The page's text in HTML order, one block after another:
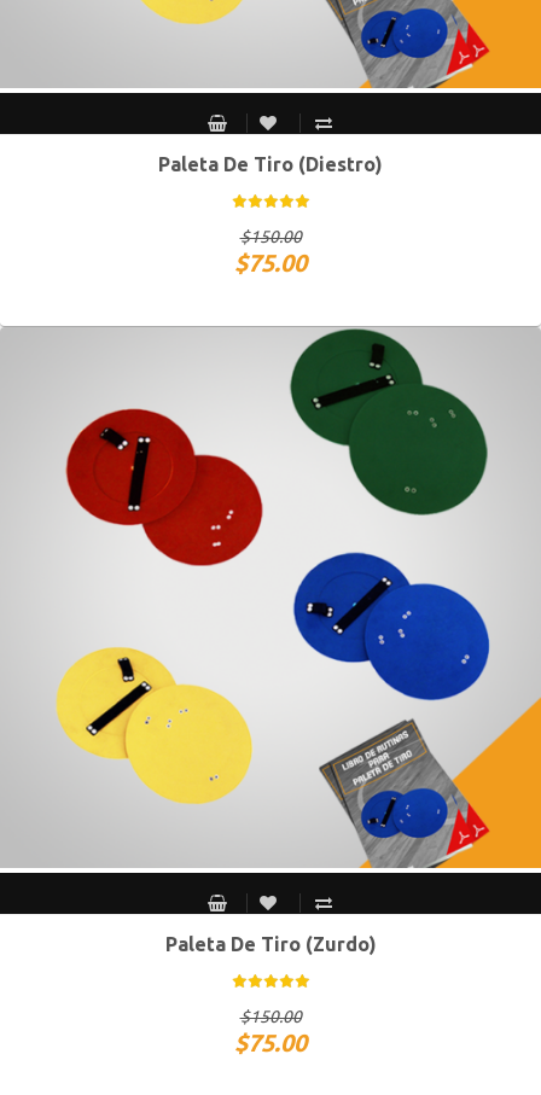
Paleta De Tiro (Diestro)
$150.00
$75.00
Paleta De Tiro (Zurdo)
$150.00
$75.00